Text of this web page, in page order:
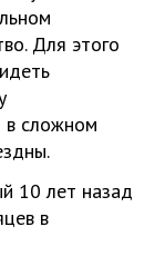
Для этого
в сложном
10 лет назад
в